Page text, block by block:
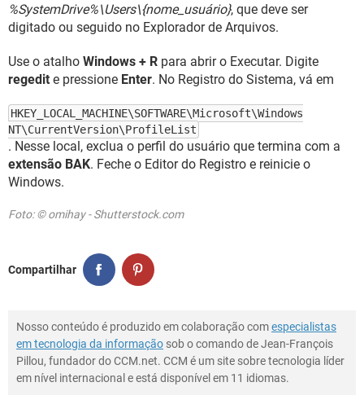
%SystemDrive%\Users\{nome_usuário}, que deve ser
digitado ou seguido no Explorador de Arquivos.
Use o atalho Windows + R para abrir o Executar. Digite
regedit e pressione Enter. No Registro do Sistema, vá em
HKEY_LOCAL_MACHINE\SOFTWARE\Microsoft\Windows
NT\CurrentVersion\ProfileList
. Nesse local, exclua o perfil do usuário que termina com a
extensão BAK. Feche o Editor do Registro e reinicie o
Windows.
Foto: © omihay - Shutterstock.com
Compartilhar
Nosso conteúdo é produzido em colaboração comespecialistas
em tecnologia da informação sob o comando de Jean-François
Pillou, fundador do CCM.net. CCM é um site sobre tecnologia líder
em nível internacional e está disponível em 11 idiomas.